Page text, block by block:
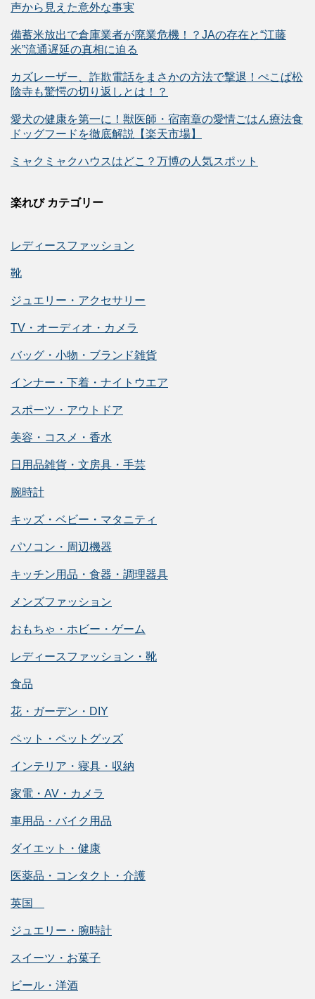
声から見えた意外な事実
備蓄米放出で倉庫業者が廃業危機！？JAの存在と“江藤
米”流通遅延の真相に迫る
カズレーザー、詐欺電話をまさかの方法で撃退！ぺこぱ松
陰寺も驚愕の切り返しとは！？
愛犬の健康を第一に！獣医師・宿南章の愛情ごはん療法食
ドッグフードを徹底解説【楽天市場】
ミャクミャクハウスはどこ？万博の人気スポット
楽れび カテゴリー
レディースファッション
靴
ジュエリー・アクセサリー
TV・オーディオ・カメラ
バッグ・小物・ブランド雑貨
インナー・下着・ナイトウエア
スポーツ・アウトドア
美容・コスメ・香水
日用品雑貨・文房具・手芸
腕時計
キッズ・ベビー・マタニティ
パソコン・周辺機器
キッチン用品・食器・調理器具
メンズファッション
おもちゃ・ホビー・ゲーム
レディースファッション・靴
食品
花・ガーデン・DIY
ペット・ペットグッズ
インテリア・寝具・収納
家電・AV・カメラ
車用品・バイク用品
ダイエット・健康
医薬品・コンタクト・介護
英国
ジュエリー・腕時計
スイーツ・お菓子
ビール・洋酒